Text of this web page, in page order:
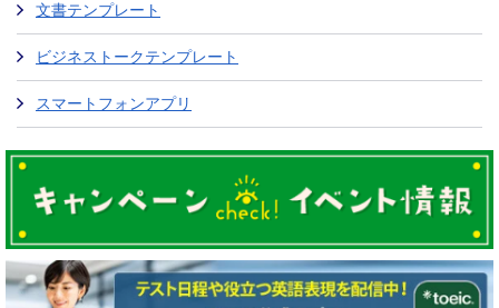
文書テンプレート
ビジネストークテンプレート
スマートフォンアプリ